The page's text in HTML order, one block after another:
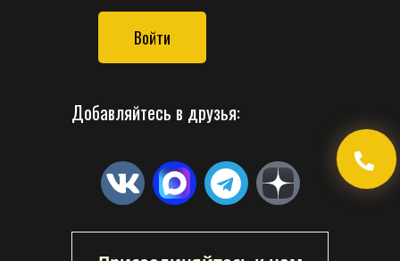
Войти
Добавляйтесь в друзья: